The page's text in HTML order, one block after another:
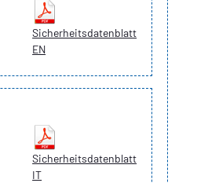
Sicherheitsdatenblatt
EN
Sicherheitsdatenblatt
IT